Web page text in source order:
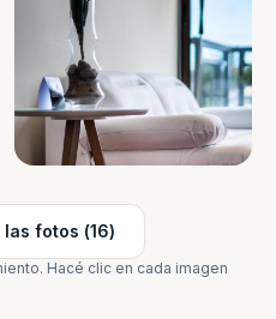
las fotos (16)
Hacé clic en cada imagen